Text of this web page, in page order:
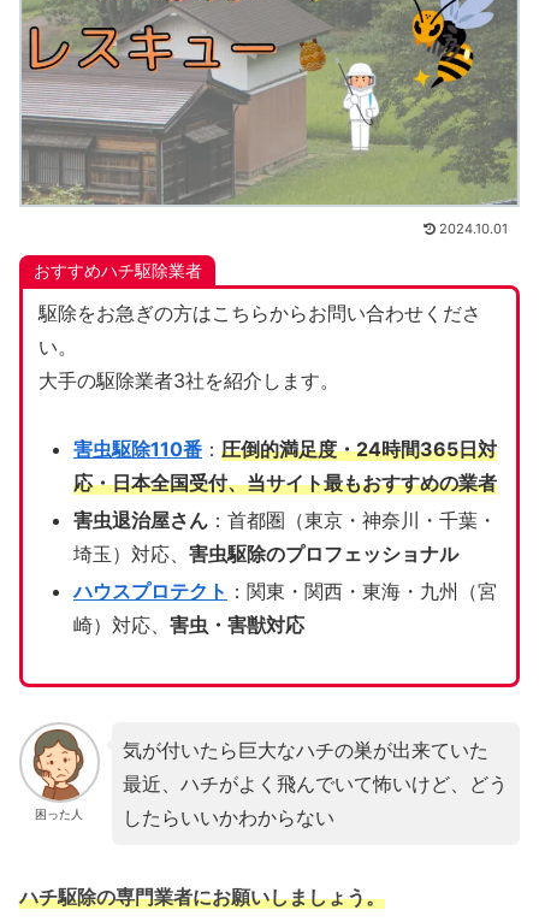
2024.10.01
おすすめハチ駆除業者
駆除をお急ぎの方はこちらからお問い合わせくださ
い。
大手の駆除業者3社を紹介します。
害虫駆除110番： 圧倒的満足度・24時間365日対
応・日本全国受付、当サイト最もおすすめの業者
害虫退治屋さん：首都圏（東京・神奈川・千葉・
埼玉）対応、 害虫駆除のプロフェッショナル
ハウスプロテクト ：関東・関西・東海・九州（宮
崎）対応、 害虫・害獣対応
困った人
気が付いたら巨大なハチの巣が出来ていた
最近、ハチがよく飛んでいて怖いけど、どう
したらいいかわからない
ハチ駆除の専門業者にお願いしましょう。